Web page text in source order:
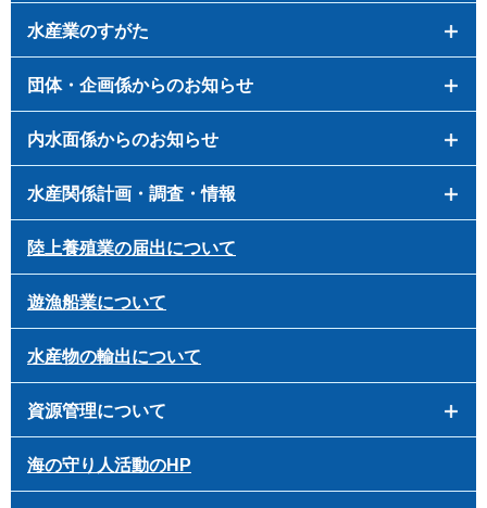
水産業のすがた
団体・企画係からのお知らせ
内水面係からのお知らせ
水産関係計画・調査・情報
陸上養殖業の届出について
遊漁船業について
水産物の輸出について
資源管理について
海の守り人活動のHP